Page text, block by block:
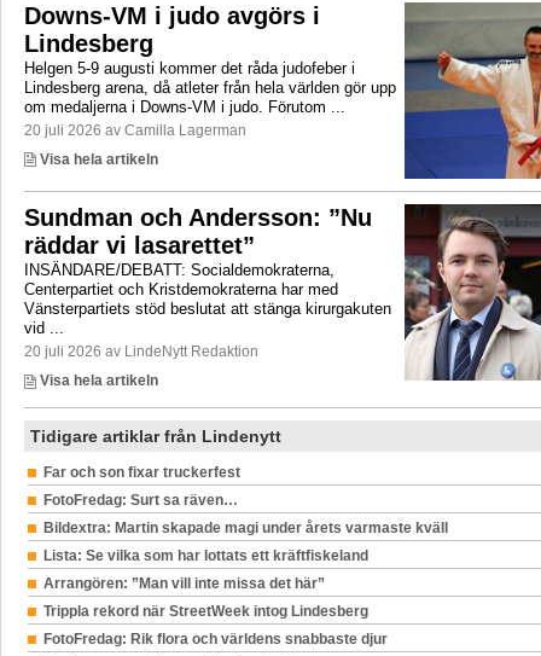
Downs-VM i judo avgörs i
Lindesberg
Helgen 5-9 augusti kommer det råda judofeber i
Lindesberg arena, då atleter från hela världen gör upp
om medaljerna i Downs-VM i judo. Förutom ...
20 juli 2026 av Camilla Lagerman
Visa hela artikeln
Sundman och Andersson: ”Nu
räddar vi lasarettet”
INSÄNDARE/DEBATT: Socialdemokraterna,
Centerpartiet och Kristdemokraterna har med
Vänsterpartiets stöd beslutat att stänga kirurgakuten
vid ...
20 juli 2026 av LindeNytt Redaktion
Visa hela artikeln
Tidigare artiklar från Lindenytt
Far och son fixar truckerfest
FotoFredag: Surt sa räven…
Bildextra: Martin skapade magi under årets varmaste kväll
Lista: Se vilka som har lottats ett kräftfiskeland
Arrangören: ”Man vill inte missa det här”
Trippla rekord när StreetWeek intog Lindesberg
FotoFredag: Rik flora och världens snabbaste djur